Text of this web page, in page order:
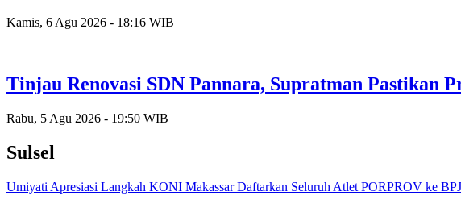
Kamis, 6 Agu 2026 - 18:16 WIB
Tinjau Renovasi SDN Pannara, Supratman Pastikan
Rabu, 5 Agu 2026 - 19:50 WIB
Sulsel
Umiyati Apresiasi Langkah KONI Makassar Daftarkan Seluruh Atlet PORPROV ke